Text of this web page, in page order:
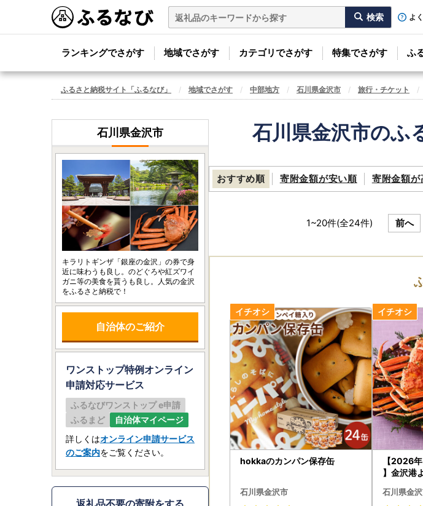
よ
ランキングでさがす 地域でさがす カテゴリでさがす 特集でさがす ふ
ふるさと納税サイト「ふるなび」 地域でさがす 中部地方 石川県金沢市 旅行・チケット
石川県金沢市のふ
おすすめ順 寄附金額が安い順 寄附金額が
1~20件(全24件) 前へ
hokkaのカンパン保存缶
石川県金沢市
【2026
】金沢港
香箱かに
石川県金
石川県金沢市
キラリトギンザ「銀座の金沢」の券で身
近に味わうも良し。のどぐろや紅ズワイ
ガニ等の美食を貰うも良し。人気の金沢
をふるさと納税で！
自治体のご紹介
ワンストップ特例オンライン
申請対応サービス
ふるなびワンストップ e申請
ふるまど
自治体マイページ
詳しくはオンライン申請サービス
のご案内をご覧ください。
返礼品不要の寄附をする